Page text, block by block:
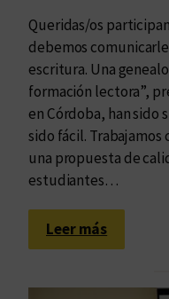
r
a
r
/
C
o
r
/
p
e
r
i
m
e
n
t
a
c
Queridas/os
debemos
escritura. Una
formación lectora”,
en Córdoba, han sido
sido fácil.
una propuesta de
estudiantes…
Leer más:
S